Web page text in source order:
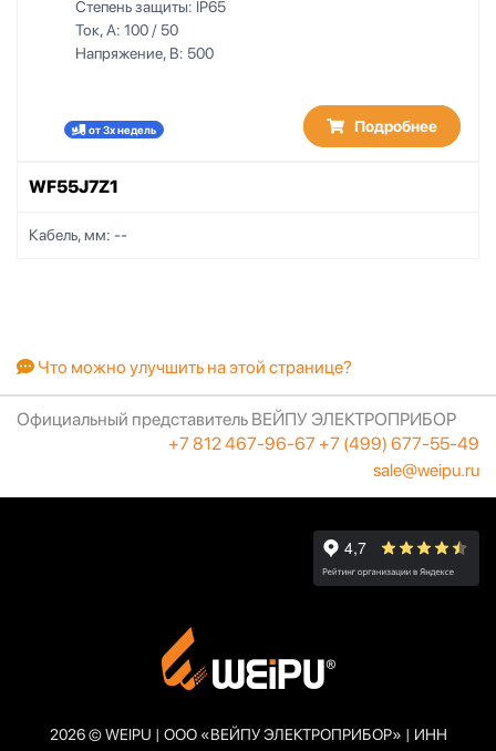
Степень защиты: IP65
Ток, А: 100 / 50
Напряжение, В: 500
от 3х недель Подробнее
WF55J7Z1
Кабель, мм: --
Что можно улучшить на этой странице?
Официальный представитель ВЕЙПУ ЭЛЕКТРОПРИБОР
+7 812 467-96-67 +7 (499) 677-55-49
sale@weipu.ru
2026 © WEIPU | ООО «ВЕЙПУ ЭЛЕКТРОПРИБОР» | ИНН